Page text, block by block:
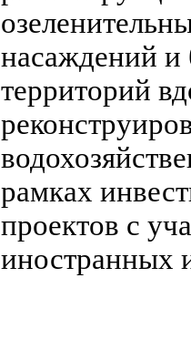
насаждений и
территорий
рамках
проектов с
иностранных